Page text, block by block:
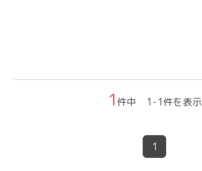
1 件中 1-1件を表示
1